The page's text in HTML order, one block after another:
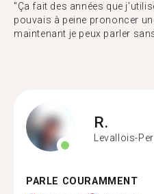
"Ça fait des années que
pouvais à peine prononcer
maintenant je peux parler
R.
Levallois-
PARLE COURAMMENT